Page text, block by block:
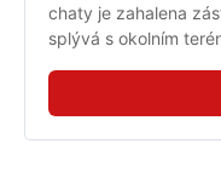
chaty je zahalena
splývá s okolním